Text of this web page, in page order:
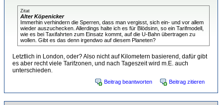
Zitat
Alter Köpenicker
Immerhin verhindern die Sperren, dass man vergisst, sich ein- und vor allem
wieder auszuchecken. Allerdings halte ich es für Blödsinn, so ein Tarifmodell,
wie es bei Taxifahrten zum Einsatz kommt, auf die U-Bahn übertragen zu
wollen. Gibt es das denn irgendwo auf diesem Planeten?
Letztlich in London, oder? Also nicht auf Kilometern basierend, dafür gibt
es aber recht viele Tarifzonen, und nach Tageszeit wird m.E. auch
unterschieden.
Beitrag beantworten Beitrag zitieren